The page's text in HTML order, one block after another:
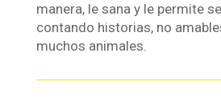
manera, le sana y le permite
contando historias, no
muchos animales.